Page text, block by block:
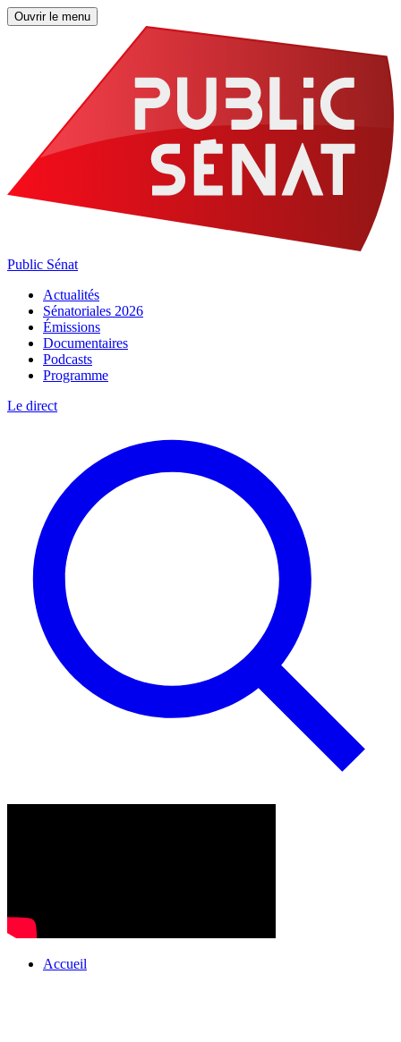
Ouvrir le menu
Public Sénat
Actualités
Sénatoriales 2026
Émissions
Documentaires
Podcasts
Programme
Le direct
Accueil